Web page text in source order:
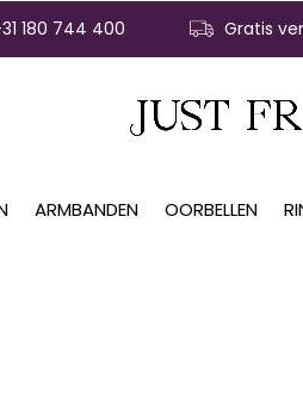
ARMBANDEN OORBELLEN
180 744 400 Gratis